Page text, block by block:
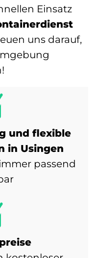
Einsatz
uns darauf,
und flexible
in Usingen
passend